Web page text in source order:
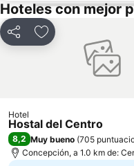
Hoteles con mejor
CompartirAgregar a
Hotel
Hostal del Centro
8,2 Muy bueno (705
Concepción, a 1.0 km de: